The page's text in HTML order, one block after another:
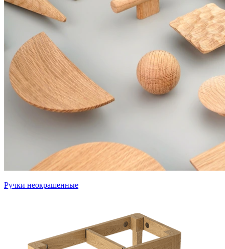
Ручки неокрашенные